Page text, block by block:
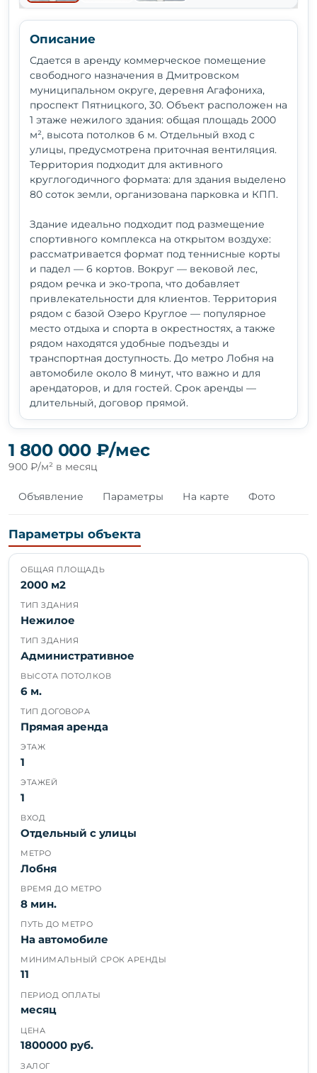
Описание
Сдается в аренду коммерческое помещение
свободного назначения в Дмитровском
муниципальном округе, деревня Агафониха,
проспект Пятницкого, 30. Объект расположен на
1 этаже нежилого здания: общая площадь 2000
м², высота потолков 6 м. Отдельный вход с
улицы, предусмотрена приточная вентиляция.
Территория подходит для активного
круглогодичного формата: для здания выделено
80 соток земли, организована парковка и КПП.
Здание идеально подходит под размещение
спортивного комплекса на открытом воздухе:
рассматривается формат под теннисные корты
и падел — 6 кортов. Вокруг — вековой лес,
рядом речка и эко-тропа, что добавляет
привлекательности для клиентов. Территория
рядом с базой Озеро Круглое — популярное
место отдыха и спорта в окрестностях, а также
рядом находятся удобные подъезды и
транспортная доступность. До метро Лобня на
автомобиле около 8 минут, что важно и для
арендаторов, и для гостей. Срок аренды —
длительный, договор прямой.
1 800 000 ₽/мес
900 ₽/м² в месяц
Объявление Параметры На карте Фото
Параметры объекта
ОБЩАЯ ПЛОЩАДЬ
2000 м2
ТИП ЗДАНИЯ
Нежилое
ТИП ЗДАНИЯ
Административное
ВЫСОТА ПОТОЛКОВ
6 м.
ТИП ДОГОВОРА
Прямая аренда
ЭТАЖ
1
ЭТАЖЕЙ
1
ВХОД
Отдельный с улицы
МЕТРО
Лобня
ВРЕМЯ ДО МЕТРО
8 мин.
ПУТЬ ДО МЕТРО
На автомобиле
МИНИМАЛЬНЫЙ СРОК АРЕНДЫ
11
ПЕРИОД ОПЛАТЫ
месяц
ЦЕНА
1800000 руб.
ЗАЛОГ